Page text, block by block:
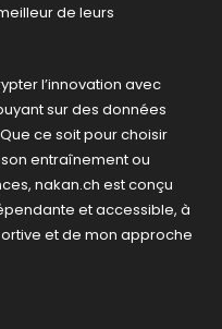
de leurs
l’innovation avec
sur des données
ce soit pour choisir
entraînement ou
nakan.ch est conçu
et accessible, à
et de mon approche